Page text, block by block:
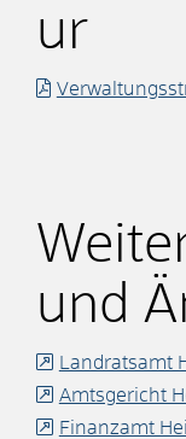
ur
und
Landratsamt
Amtsgericht
Finanzamt